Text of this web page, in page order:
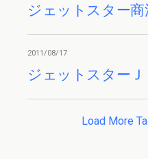
ジェットスター商
2011/08/17
ジェットスターＪ
Load More